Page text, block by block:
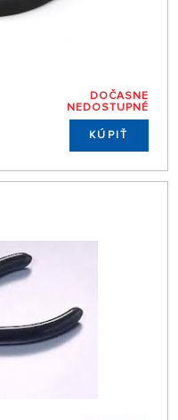
DOČASNE
NEDOSTUPNÉ
KÚPIŤ